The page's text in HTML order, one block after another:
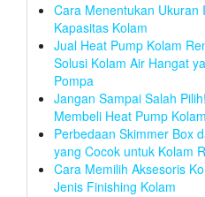
Cara Menentukan Ukuran
Kapasitas Kolam
Jual Heat Pump Kolam
Solusi Kolam Air Hangat
Pompa
Jangan Sampai Salah
Membeli Heat Pump
Perbedaan Skimmer Box
yang Cocok untuk Kolam
Cara Memilih Aksesoris
Jenis Finishing Kolam